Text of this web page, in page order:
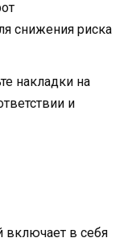
снижения риска
накладки на
и
включает в себя